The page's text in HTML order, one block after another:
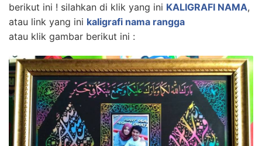
berikut ini ! silahkan di klik yang ini KALIGRAFI NAMA,
atau link yang ini kaligrafi nama rangga
atau klik gambar berikut ini :